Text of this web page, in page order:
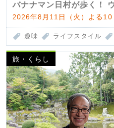
バナナマン日村が歩く！
2026年8月11日（火）よる
趣味 ライフスタイル
旅・くらし